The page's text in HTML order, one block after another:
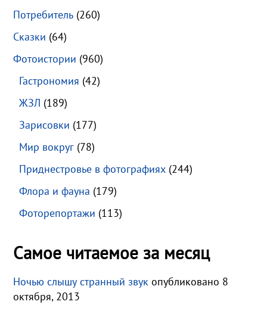
Потребитель (260)
Сказки (64)
Фотоистории (960)
Гастрономия (42)
ЖЗЛ (189)
Зарисовки (177)
Мир вокруг (78)
Приднестровье в фотографиях (244)
Флора и фауна (179)
Фоторепортажи (113)
Самое читаемое за месяц
Ночью слышу странный звук опубликовано 8
октября, 2013